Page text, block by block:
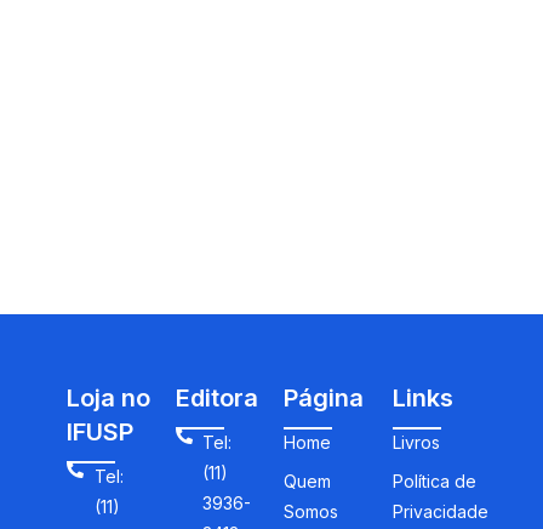
Loja no
IFUSP
Tel:
(11)
Editora
Tel:
(11)
3936-
Página
Home
Quem
Somos
Links
Livros
Política de
Privacidade